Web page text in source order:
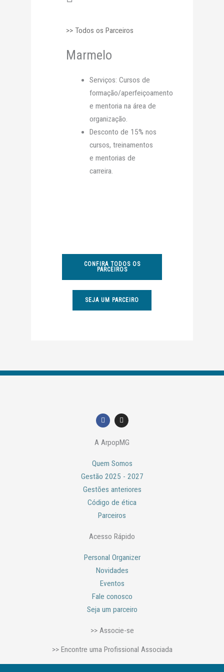
>> Todos os Parceiros
Marmelo
Serviços: Cursos de
formação/aperfeiçoamento
e mentoria na área de
organização.
Desconto de 15% nos
cursos, treinamentos
e mentorias de
carreira.
CONFIRA TODOS OS
PARCEIROS
SEJA UM PARCEIRO
F
a
e
b
k
I
n
t
a
a
A ArpopMG
Quem Somos
Gestão 2025 - 2027
Gestões anteriores
Código de ética
Parceiros
Acesso Rápido
Personal Organizer
Novidades
Eventos
Fale conosco
Seja um parceiro
>> Associe-se
>> Encontre uma Profissional Associada